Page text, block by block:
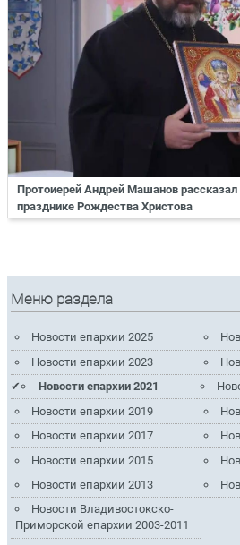
Протоиерей Андрей Машанов
празднике Рождества Христова
Меню раздела
Новости епархии 2025
Новости епархии 2023
Новости епархии 2021
Новости епархии 2019
Новости епархии 2017
Новости епархии 2015
Новости епархии 2013
Новости Владивостокско-
Приморской епархии 2003-2011